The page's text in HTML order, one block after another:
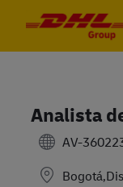
Analista
AV-